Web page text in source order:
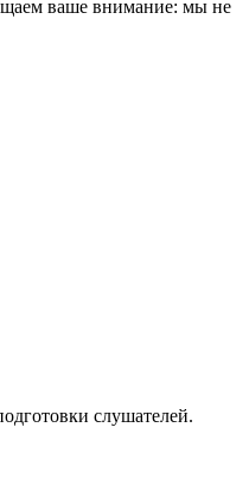
ваше внимание: мы не
слушателей.